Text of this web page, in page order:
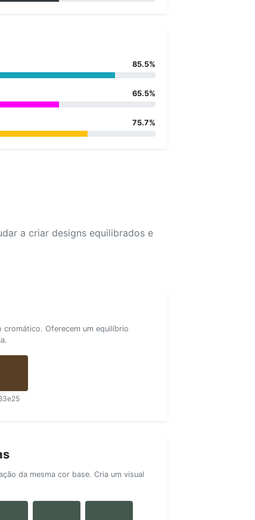
85.5%
65.5%
75.7%
a criar designs equilibrados e
Oferecem um equilíbrio
da mesma cor base. Cria um visual